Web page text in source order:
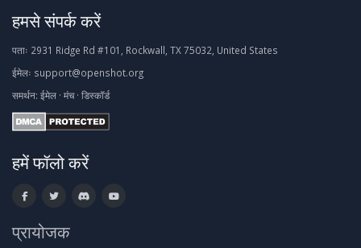
हमसे संपर्क करें
पताः 2931 Ridge Rd #101, Rockwall, TX 75032, United States
ईमेलः support@openshot.org
समर्थन: ईमेल · मंच· डिस्कॉर्ड
हमें फॉलो करें
प्रायोजक